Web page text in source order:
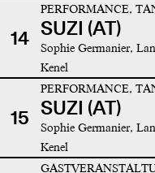
14
PERFORMANCE,
SUZI (AT)
Sophie Germanier,
Kenel
15
PERFORMANCE,
SUZI (AT)
Sophie Germanier,
Kenel